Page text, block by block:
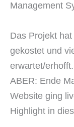
Management
Das Projekt
gekostet und
erwartet/erhofft.
ABER: Ende
Website ging
Highlight in